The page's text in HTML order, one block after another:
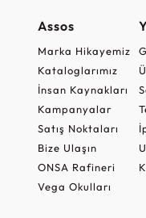
Assos
Marka Hikayemiz
Kataloglarımız
İnsan Kaynakları
Kampanyalar
Satış Noktaları
Bize Ulaşın
ONSA Rafineri
Vega Okulları